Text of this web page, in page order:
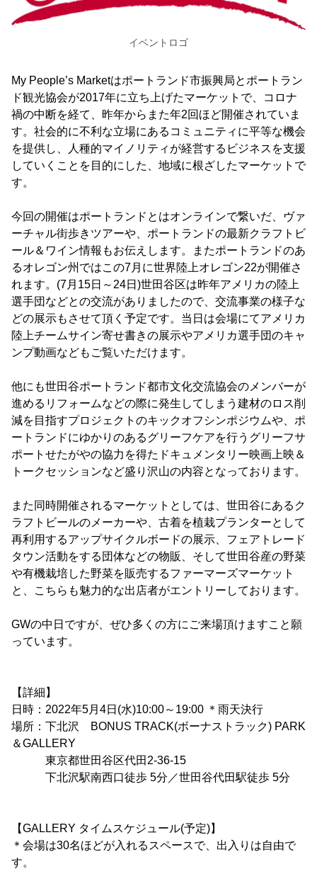
イベントロゴ
My People’s Marketはポートランド市振興局とポートラン
ド観光協会が2017年に立ち上げたマーケットで、コロナ
禍の中断を経て、昨年からまた年2回ほど開催されていま
す。社会的に不利な立場にあるコミュニティに平等な機会
を提供し、人種的マイノリティが経営するビジネスを支援
していくことを目的にした、地域に根ざしたマーケットで
す。
今回の開催はポートランドとはオンラインで繋いだ、ヴァ
ーチャル街歩きツアーや、ポートランドの最新クラフトビ
ール＆ワイン情報もお伝えします。またポートランドのあ
るオレゴン州ではこの7月に世界陸上オレゴン22が開催さ
れます。(7月15日～24日)世田谷区は昨年アメリカの陸上
選手団などとの交流がありましたので、交流事業の様子な
どの展示もさせて頂く予定です。当日は会場にてアメリカ
陸上チームサイン寄せ書きの展示やアメリカ選手団のキャ
ンプ動画などもご覧いただけます。
他にも世田谷ポートランド都市文化交流協会のメンバーが
進めるリフォームなどの際に発生してしまう建材のロス削
減を目指すプロジェクトのキックオフシンポジウムや、ポ
ートランドにゆかりのあるグリーフケアを行うグリーフサ
ポートせたがやの協力を得たドキュメンタリー映画上映＆
トークセッションなど盛り沢山の内容となっております。
また同時開催されるマーケットとしては、世田谷にあるク
ラフトビールのメーカーや、古着を植栽プランターとして
再利用するアップサイクルボードの展示、フェアトレード
タウン活動をする団体などの物販、そして世田谷産の野菜
や有機栽培した野菜を販売するファーマーズマーケット
と、こちらも魅力的な出店者がエントリーしております。
GWの中日ですが、ぜひ多くの方にご来場頂けますこと願
っています。
【詳細】
日時：2022年5月4日(水)10:00～19:00 ＊雨天決行
場所：下北沢 BONUS TRACK(ボーナストラック) PARK
＆GALLERY
東京都世田谷区代田2-36-15
下北沢駅南西口徒歩 5分／世田谷代田駅徒歩 5分
【GALLERY タイムスケジュール(予定)】
＊会場は30名ほどが入れるスペースで、出入りは自由で
す。